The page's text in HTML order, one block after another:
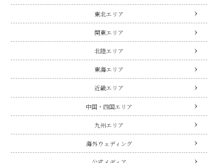
東北エリア
関東エリア
北陸エリア
東海エリア
近畿エリア
中国・四国エリア
九州エリア
海外ウェディング